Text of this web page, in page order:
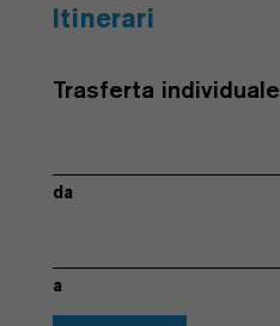
Itinerari
Trasferta individuale
da
a